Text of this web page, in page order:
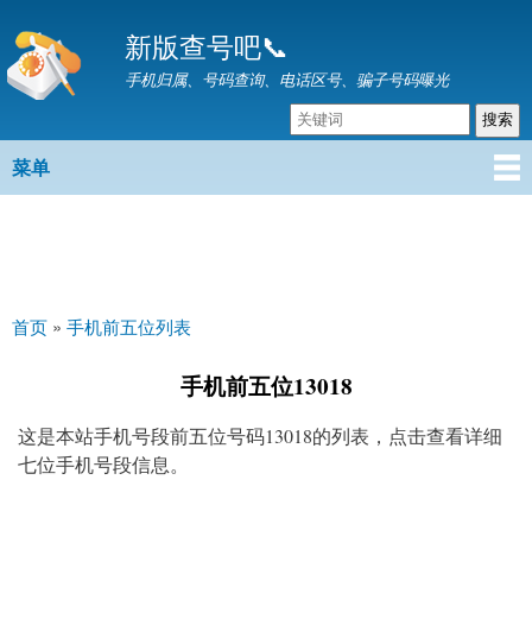
转
到
要
容
新版查号吧📞
手机归属、号码查询、电话区号、骗子号码曝光
主菜单
菜单
你在这里
首页 » 手机前五位列表
手机前五位13018
这是本站手机号段前五位号码13018的列表，点击查看详细
七位手机号段信息。